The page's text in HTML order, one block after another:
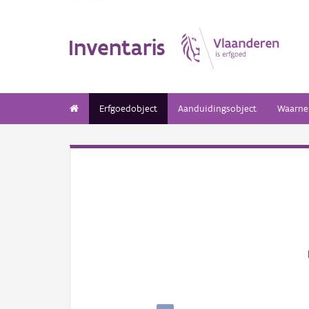
Inventaris
Erfgoedobject Aanduidingsobject